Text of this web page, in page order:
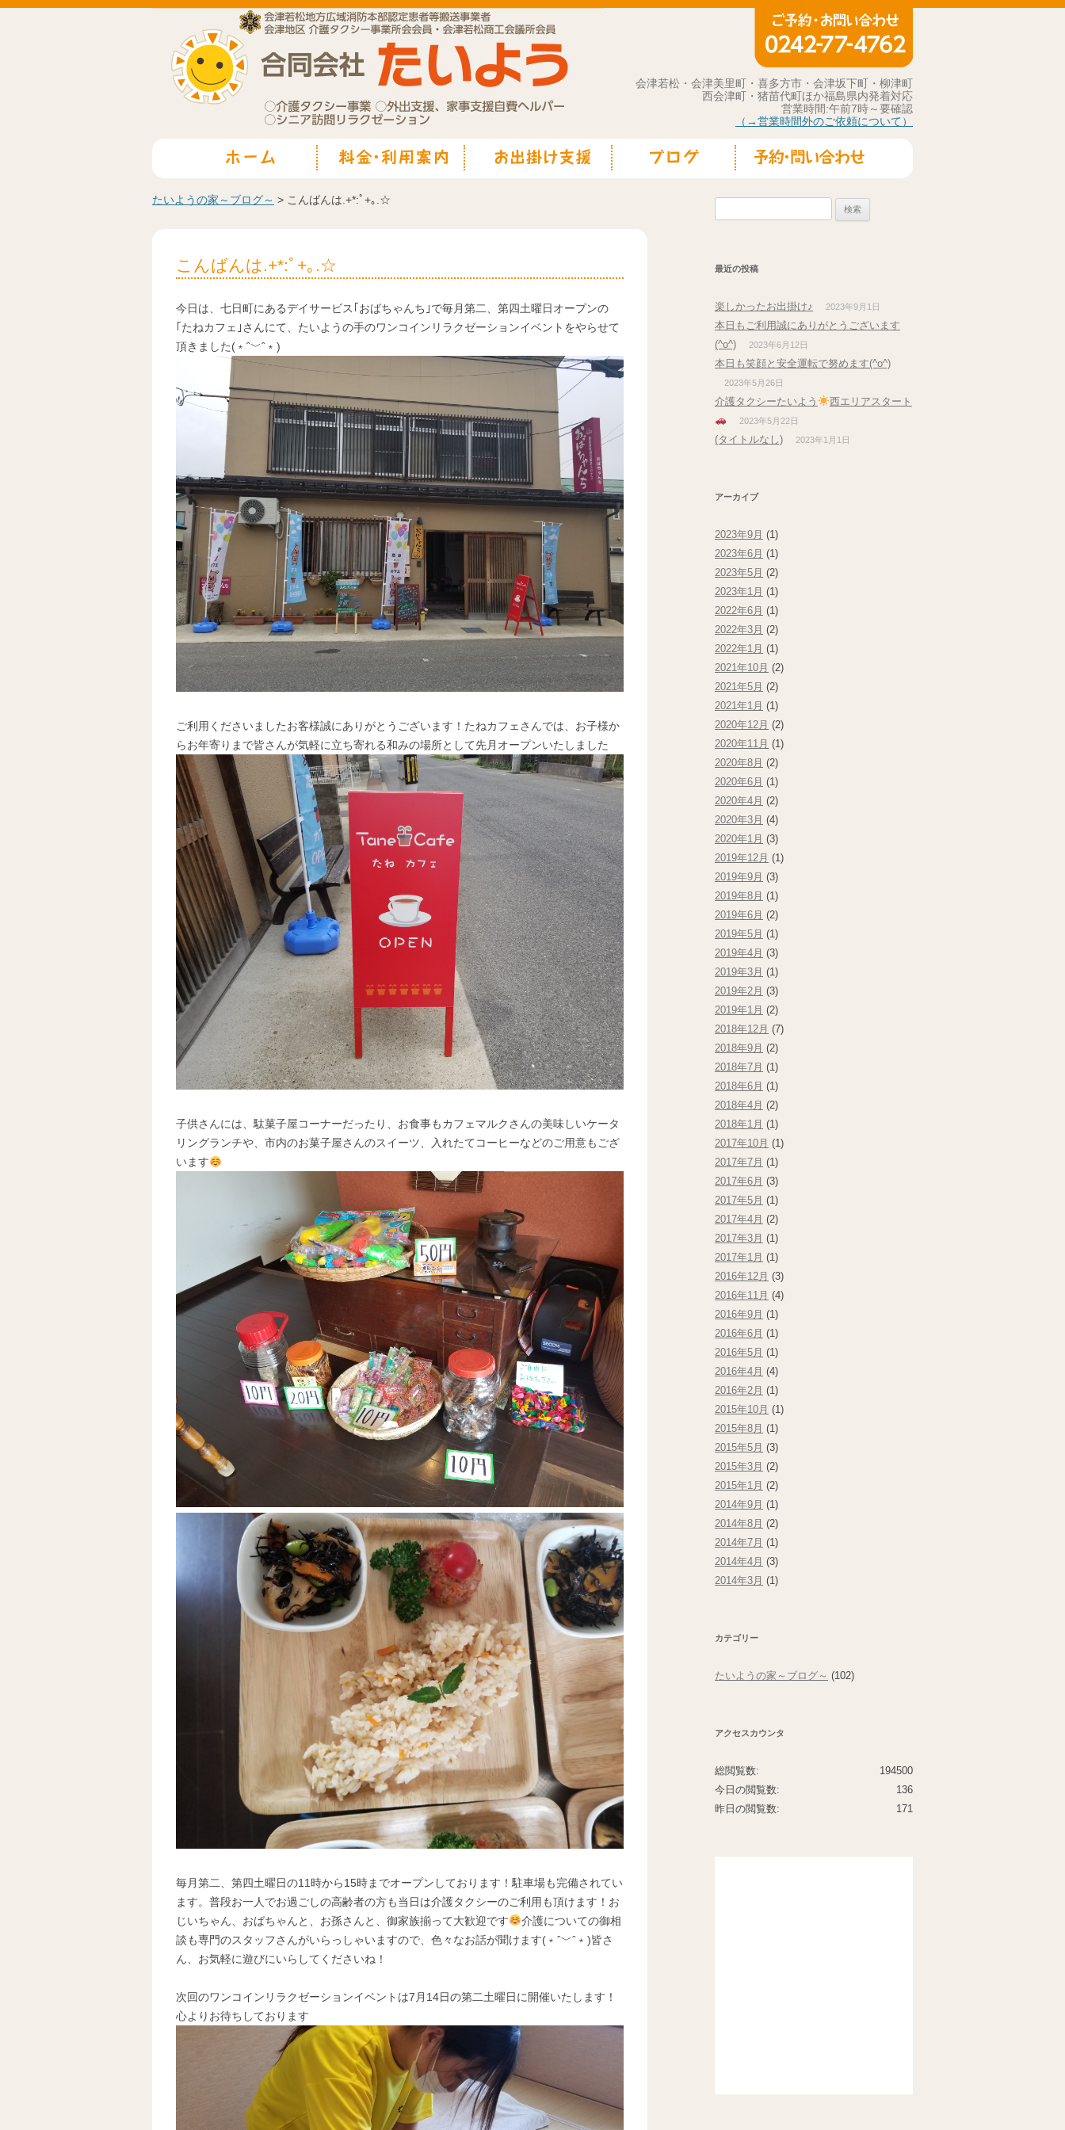
会津若松・会津美里町・喜多方市・会津坂下町・柳津町
西会津町・猪苗代町ほか福島県内発着対応
営業時間:午前7時～要確認
（→営業時間外のご依頼について）
たいようの家～ブログ～ > こんばんは.+*:ﾟ+｡.☆
こんばんは.+*:ﾟ+｡.☆
今日は、七日町にあるデイサービス｢おばちゃんち｣で毎月第二、第四土曜日オープンの
｢たねカフェ｣さんにて、たいようの手のワンコインリラクゼーションイベントをやらせて
頂きました(﹡ˆ﹀ˆ﹡)
ご利用くださいましたお客様誠にありがとうございます！たねカフェさんでは、お子様か
らお年寄りまで皆さんが気軽に立ち寄れる和みの場所として先月オープンいたしました
子供さんには、駄菓子屋コーナーだったり、お食事もカフェマルクさんの美味しいケータ
リングランチや、市内のお菓子屋さんのスイーツ、入れたてコーヒーなどのご用意もござ
います
毎月第二、第四土曜日の11時から15時までオープンしております！駐車場も完備されてい
ます。普段お一人でお過ごしの高齢者の方も当日は介護タクシーのご利用も頂けます！お
じいちゃん、おばちゃんと、お孫さんと、御家族揃って大歓迎です
介護についての御相
談も専門のスタッフさんがいらっしゃいますので、色々なお話が聞けます(﹡ˆ﹀ˆ﹡)皆さ
ん、お気軽に遊びにいらしてくださいね！
次回のワンコインリラクゼーションイベントは7月14日の第二土曜日に開催いたします！
心よりお待ちしております
最近の投稿
楽しかったお出掛け♪ 2023年9月1日
本日もご利用誠にありがとうございます
(^o^)
2023年6月12日
本日も笑顔と安全運転で努めます(^o^)
2023年5月26日
介護タクシーたいよう 西エリアスタート
2023年5月22日
(タイトルなし) 2023年1月1日
アーカイブ
2023年9月 (1)
2023年6月 (1)
2023年5月 (2)
2023年1月 (1)
2022年6月 (1)
2022年3月 (2)
2022年1月 (1)
2021年10月 (2)
2021年5月 (2)
2021年1月 (1)
2020年12月 (2)
2020年11月 (1)
2020年8月 (2)
2020年6月 (1)
2020年4月 (2)
2020年3月 (4)
2020年1月 (3)
2019年12月 (1)
2019年9月 (3)
2019年8月 (1)
2019年6月 (2)
2019年5月 (1)
2019年4月 (3)
2019年3月 (1)
2019年2月 (3)
2019年1月 (2)
2018年12月 (7)
2018年9月 (2)
2018年7月 (1)
2018年6月 (1)
2018年4月 (2)
2018年1月 (1)
2017年10月 (1)
2017年7月 (1)
2017年6月 (3)
2017年5月 (1)
2017年4月 (2)
2017年3月 (1)
2017年1月 (1)
2016年12月 (3)
2016年11月 (4)
2016年9月 (1)
2016年6月 (1)
2016年5月 (1)
2016年4月 (4)
2016年2月 (1)
2015年10月 (1)
2015年8月 (1)
2015年5月 (3)
2015年3月 (2)
2015年1月 (2)
2014年9月 (1)
2014年8月 (2)
2014年7月 (1)
2014年4月 (3)
2014年3月 (1)
カテゴリー
たいようの家～ブログ～ (102)
アクセスカウンタ
194500
総閲覧数:
136
今日の閲覧数:
171
昨日の閲覧数: